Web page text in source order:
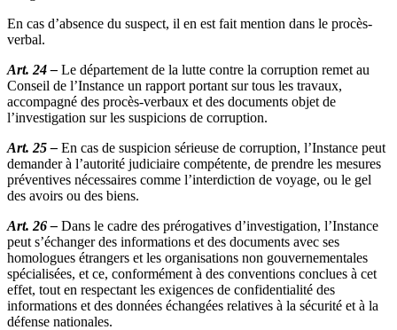
En cas d’absence du suspect, il en est fait mention dans le procès-
verbal.
Art. 24 – Le département de la lutte contre la corruption remet au
Conseil de l’Instance un rapport portant sur tous les travaux,
accompagné des procès-verbaux et des documents objet de
l’investigation sur les suspicions de corruption.
Art. 25 – En cas de suspicion sérieuse de corruption, l’Instance peut
demander à l’autorité judiciaire compétente, de prendre les mesures
préventives nécessaires comme l’interdiction de voyage, ou le gel
des avoirs ou des biens.
Art. 26 – Dans le cadre des prérogatives d’investigation, l’Instance
peut s’échanger des informations et des documents avec ses
homologues étrangers et les organisations non gouvernementales
spécialisées, et ce, conformément à des conventions conclues à cet
effet, tout en respectant les exigences de confidentialité des
informations et des données échangées relatives à la sécurité et à la
défense nationales.